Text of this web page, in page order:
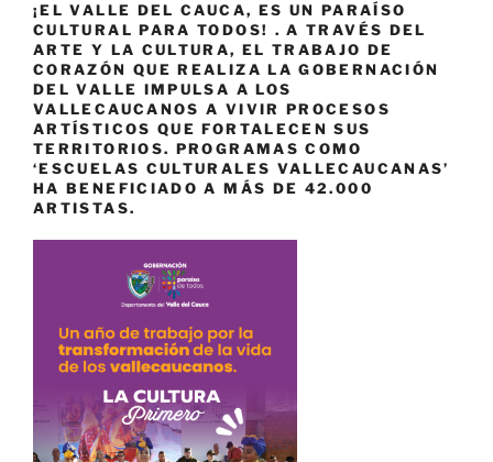
¡EL VALLE DEL CAUCA, ES UN PARAÍSO
CULTURAL PARA TODOS! . A TRAVÉS DEL
ARTE Y LA CULTURA, EL TRABAJO DE
CORAZÓN QUE REALIZA LA GOBERNACIÓN
DEL VALLE IMPULSA A LOS
VALLECAUCANOS A VIVIR PROCESOS
ARTÍSTICOS QUE FORTALECEN SUS
TERRITORIOS. PROGRAMAS COMO
‘ESCUELAS CULTURALES VALLECAUCANAS’
HA BENEFICIADO A MÁS DE 42.000
ARTISTAS.